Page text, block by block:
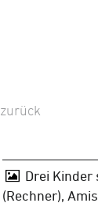
zurück
Drei Kinder
(Rechner),